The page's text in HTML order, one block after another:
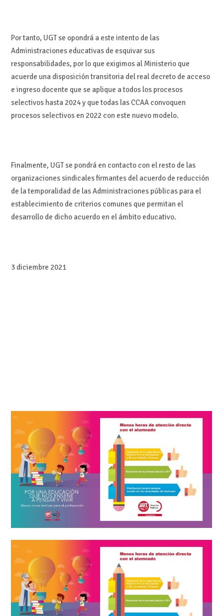
Por tanto, UGT se opondrá a este intento de las
Administraciones educativas de esquivar sus
responsabilidades, por lo que exigimos al Ministerio que
acuerde una disposición transitoria del real decreto de acceso
e ingreso docente que se aplique a todos los procesos
selectivos hasta 2024 y que todas las CCAA convoquen
procesos selectivos en 2022 con este nuevo modelo.
Finalmente, UGT se pondrá en contacto con el resto de las
organizaciones sindicales firmantes del acuerdo de reducción
de la temporalidad de las Administraciones públicas para el
establecimiento de criterios comunes que permitan el
desarrollo de dicho acuerdo en el ámbito educativo.
3 diciembre 2021